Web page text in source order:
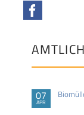
07
APR